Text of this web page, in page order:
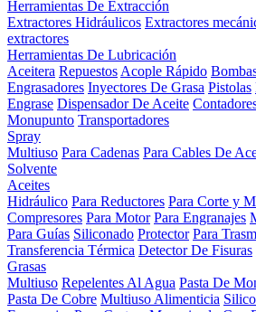
Herramientas De Extracción
Extractores Hidráulicos Extractores
extractores
Herramientas De Lubricación
Aceitera Repuestos Acople Rápido
Engrasadores Inyectores De Grasa Pistolas
Engrase Dispensador De Aceite
Monupunto Transportadores
Spray
Multiuso Para Cadenas Para Cables De
Solvente
Aceites
Hidráulico Para Reductores Para Corte y
Compresores Para Motor Para Engranajes
Para Guías Siliconado Protector Para
Transferencia Térmica Detector De Fisuras
Grasas
Multiuso Repelentes Al Agua Pasta De
Pasta De Cobre Multiuso Alimenticia